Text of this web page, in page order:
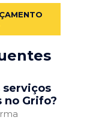
serviços
Grifo?